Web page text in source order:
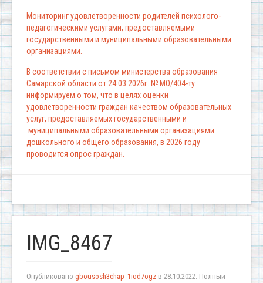
Мониторинг удовлетворенности родителей психолого-
педагогическими услугами, предоставляемыми
государственными и муниципальными образовательными
организациями.
В соответствии с письмом министерства образования
Самарской области от 24.03.2026г. № МО/404-ту
информируем о том, что в целях оценки
удовлетворенности граждан качеством образовательных
услуг, предоставляемых государственными и
муниципальными образовательными организациями
дошкольного и общего образования, в 2026 году
проводится опрос граждан.
IMG_8467
Опубликовано gbousosh3chap_1iod7ogz в 28.10.2022. Полный